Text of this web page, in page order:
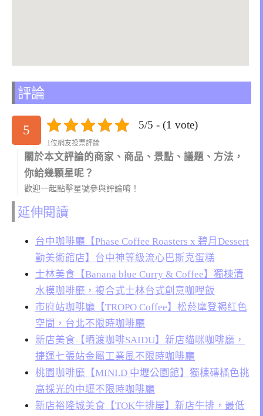
評論
5 5/5 - (1 vote)
1位網友投票評論
關於本文評論的商家、商品、景點、議題、方法，
你給幾顆星呢？
歡迎一起點擊星號參與評論唷！
延伸閱讀
台中咖啡廳【Phase Coffee Roasters x 碧月Dessert
勤美術館店】台中神等級流心巴斯克蛋糕
士林美食【Banana blue Curry & Coffee】獨棟清
水模咖啡廳，複合式士林台式創意咖哩飯
市府站咖啡廳【TROPO Coffee】松菸摩登褐紅色
空間，台北不限時咖啡廳
新店美食【晒渡咖啡SAIDU】新店貓咪咖啡廳，
捷運七張站金屬工業風不限時咖啡廳
桃園咖啡廳【MINI.D 中壢公園館】獨棟磚橘色挑
高採光的中壢不限時咖啡廳
新店裕隆城美食【TOK牛排屋】新店牛排，最低